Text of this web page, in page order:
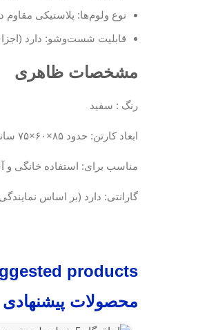
نوع ولوم‌ها: پلاستیکی مقاوم
قابلیت شست‌وشو: دارد
مشخصات ظاهری
رنگ : سفید
ابعاد کارتن: حدود ۸۵×۶۰×۷۵ سانتی‌متر
مناسب برای: استفاده خانگی و
گارانتی: دارد (بر اساس
products
محصولات پیشنهادی